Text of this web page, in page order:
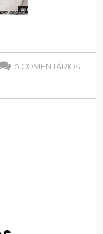
0 COMENTÁRIOS